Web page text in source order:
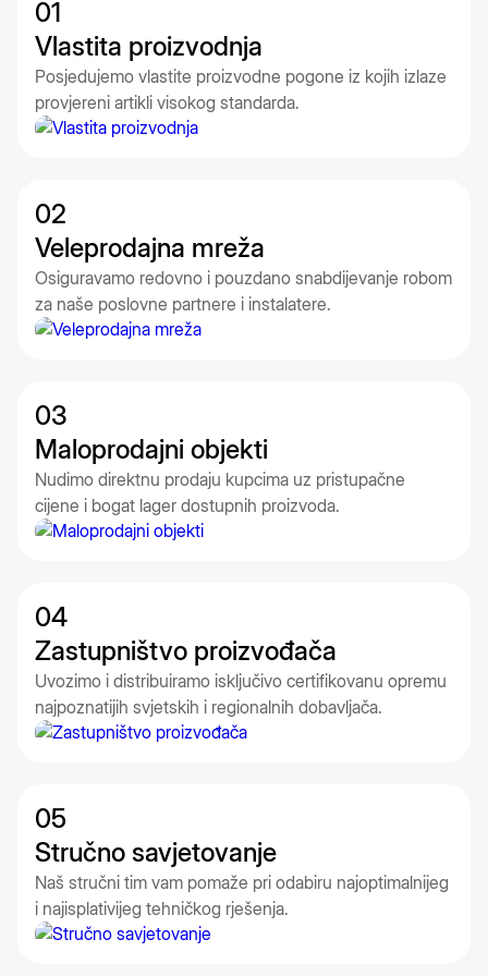
01
Vlastita proizvodnja
Posjedujemo vlastite proizvodne pogone iz kojih izlaze
provjereni artikli visokog standarda.
02
Veleprodajna mreža
Osiguravamo redovno i pouzdano snabdijevanje robom
za naše poslovne partnere i instalatere.
03
Maloprodajni objekti
Nudimo direktnu prodaju kupcima uz pristupačne
cijene i bogat lager dostupnih proizvoda.
04
Zastupništvo proizvođača
Uvozimo i distribuiramo isključivo certifikovanu opremu
najpoznatijih svjetskih i regionalnih dobavljača.
05
Stručno savjetovanje
Naš stručni tim vam pomaže pri odabiru najoptimalnijeg
i najisplativijeg tehničkog rješenja.